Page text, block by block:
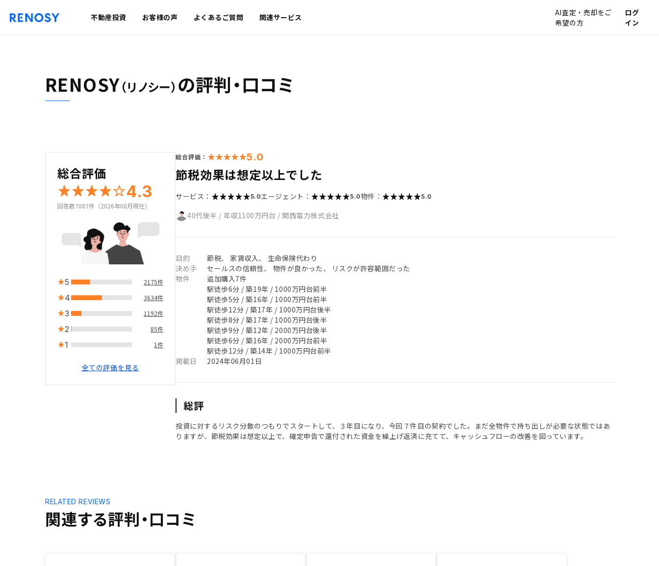
不動産投資 お客様の声 よくあるご質問 関連サービス
AI査定・売却をご
希望の方
ログ
イン
RENOSY（リノシー） の評判・口コミ
総合評価
4.3
回答数7087件（2026年08月現在）
5 2175件
4 3634件
3 1192件
2 85件
1 1件
全ての評価を見る
総合評価： 5.0
節税効果は想定以上でした
サービス： 5.0エージェント： 5.0物件： 5.0
40代後半 / 年収1100万円台 / 関西電力株式会社
目的
節税、 家賃収入、 生命保険代わり
決め手
セールスの信頼性、 物件が良かった、 リスクが許容範囲だった
物件
追加購入7件
駅徒歩6分 / 築19年 / 1000万円台前半
駅徒歩5分 / 築16年 / 1000万円台前半
駅徒歩12分 / 築17年 / 1000万円台後半
駅徒歩8分 / 築17年 / 1000万円台後半
駅徒歩9分 / 築12年 / 2000万円台後半
駅徒歩6分 / 築16年 / 2000万円台前半
駅徒歩12分 / 築14年 / 1000万円台前半
掲載日
2024年06月01日
総評
投資に対するリスク分散のつもりでスタートして、３年目になり、今回７件目の契約でした。まだ全物件で持ち出しが必要な状態ではあ
りますが、節税効果は想定以上で、確定申告で還付された資金を繰上げ返済に充てて、キャッシュフローの改善を図っています。
関連する評判・口コミ
RELATED REVIEWS